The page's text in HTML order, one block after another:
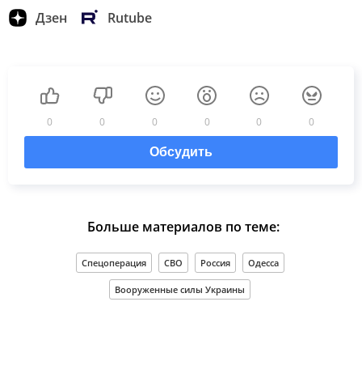
Дзен Rutube
0 0 0 0 0 0
Обсудить
Больше материалов по теме:
Спецоперация СВО Россия Одесса
Вооруженные силы Украины